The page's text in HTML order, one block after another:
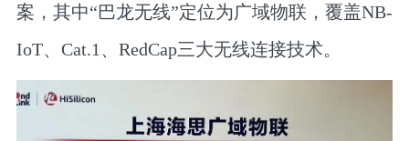
案，其中“巴龙无线”定位为广域物联，覆盖NB-
IoT、Cat.1、RedCap三大无线连接技术。